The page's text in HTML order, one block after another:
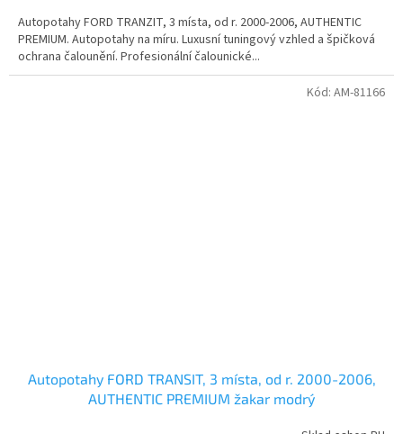
Autopotahy FORD TRANZIT, 3 místa, od r. 2000-2006, AUTHENTIC
PREMIUM. Autopotahy na míru. Luxusní tuningový vzhled a špičková
ochrana čalounění. Profesionální čalounické...
Autopotahy FORD TRANSIT, 3 místa, od r. 2000-2006,
AUTHENTIC PREMIUM žakar modrý
Kód: AM-81166